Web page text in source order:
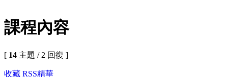
課程內容
[ 14 主題 / 2 回復 ]
收藏 RSS精華